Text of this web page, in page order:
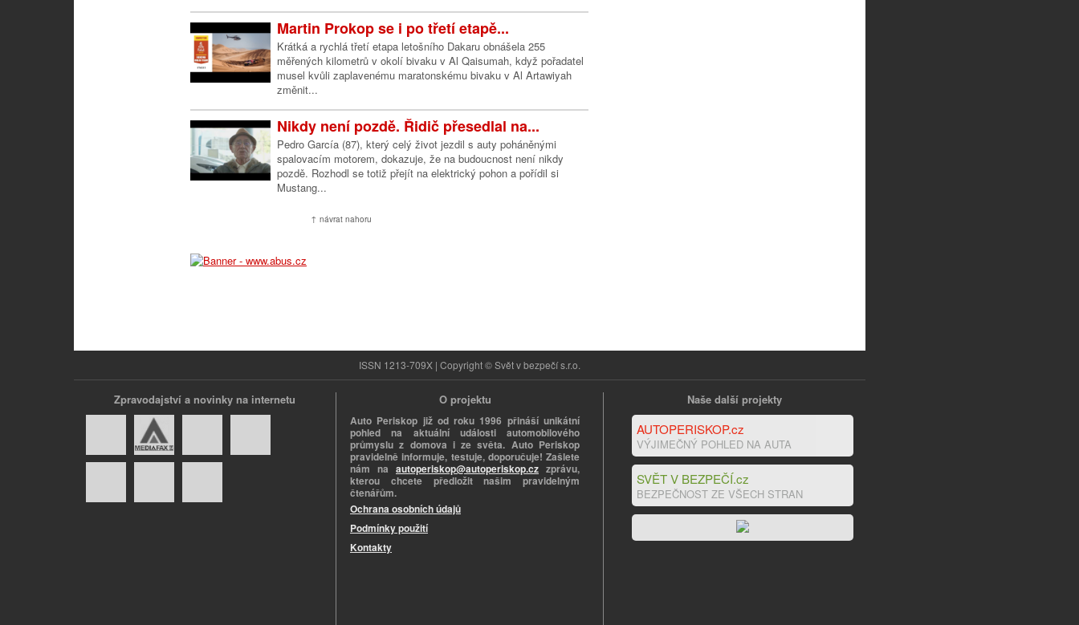
Martin Prokop se i po třetí etapě...
Krátká a rychlá třetí etapa letošního Dakaru obnášela 255
měřených kilometrů v okolí bivaku v Al Qaisumah, když pořadatel
musel kvůli zaplavenému maratonskému bivaku v Al Artawiyah
změnit...
Nikdy není pozdě. Řidič přesedlal na...
Pedro García (87), který celý život jezdil s auty poháněnými
spalovacím motorem, dokazuje, že na budoucnost není nikdy
pozdě. Rozhodl se totiž přejít na elektrický pohon a pořídil si
Mustang...
↑ návrat nahoru
ISSN 1213-709X | Copyright © Svět v bezpečí s.r.o.
Zpravodajství a novinky na internetu Naše další projekty
AUTOPERISKOP.cz
VÝJIMEČNÝ POHLED NA AUTA
SVĚT V BEZPEČÍ.cz
BEZPEČNOST ZE VŠECH STRAN
O projektu
Auto Periskop již od roku 1996 přináší unikátní
pohled na aktuální události automobilového
průmyslu z domova i ze světa. Auto Periskop
pravidelně informuje, testuje, doporučuje! Zašlete
nám na autoperiskop@autoperiskop.cz zprávu,
kterou chcete předložit našim pravidelným
čtenářům.
Ochrana osobních údajů
Podmínky použití
Kontakty